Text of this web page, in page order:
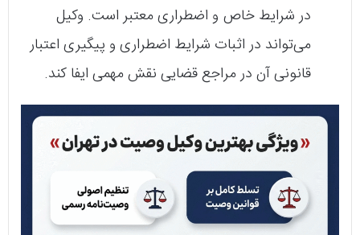
در شرایط خاص و اضطراری معتبر است. وکیل
می‌تواند در اثبات شرایط اضطراری و پیگیری اعتبار
قانونی آن در مراجع قضایی نقش مهمی ایفا کند.